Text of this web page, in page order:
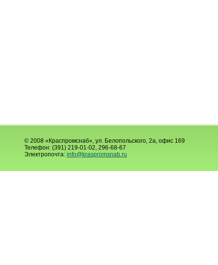
© 2008 «Краспромснаб», ул. Белопольского, 2а, офис 169
Телефон: (391) 219-01-02, 296-68-67
Электропочта: info@kraspromsnab.ru